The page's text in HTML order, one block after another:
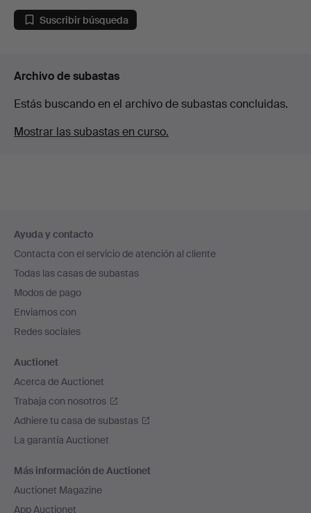
Suscribir búsqueda
Archivo de subastas
Estás buscando en el archivo de subastas concluidas.
Mostrar las subastas en curso.
en
el
pie
de
página
Ayuda y contacto
Contacta con el servicio de atención al cliente
Todas las casas de subastas
Modos de pago
Enviamos con
Redes sociales
Auctionet
Acerca de Auctionet
Trabaja con nosotros
Adhiere tu casa de subastas
La garantía Auctionet
Más información de Auctionet
Auctionet Magazine
App Auctionet